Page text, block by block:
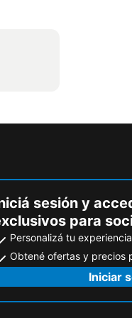
sesión y
para
Personalizá tu experiencia
Obtené ofertas y precios
Iniciar